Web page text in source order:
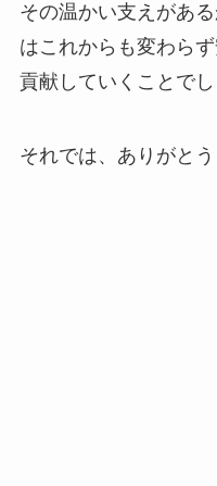
その温かい支えがあ
はこれからも変わら
貢献していくことでし
それでは、ありがとう